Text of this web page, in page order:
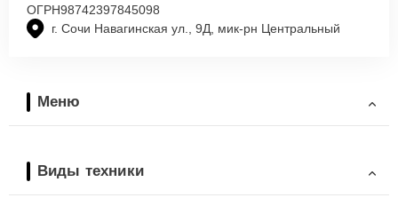
г. Сочи Навагинская ул., 9Д, мик-рн Центральный
ОГРН98742397845098
Меню
Виды техники